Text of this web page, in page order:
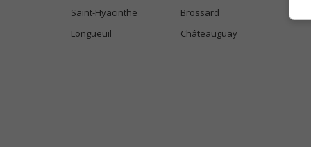
Saint-Hyacinthe
Brossard
Longueuil
Châteauguay